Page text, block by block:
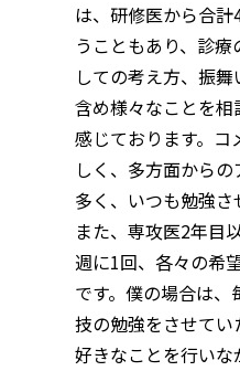
は、研修医から合
うこともあり、診
しての考え方、振
含め様々なことを
感じております。コ
しく、多方面から
多く、いつも勉強さ
また、専攻医2年目
週に1回、各々の希
です。僕の場合は
技の勉強をさせて
好きなことを行い